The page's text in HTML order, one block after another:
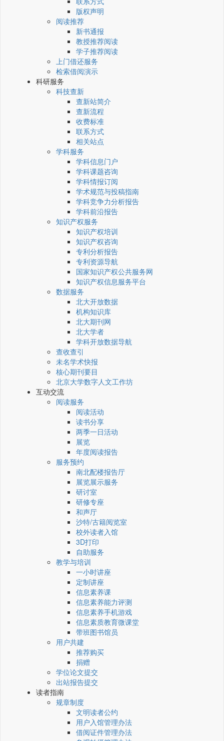
版权声明
阅读推荐
新书通报
教授推荐阅读
学子推荐阅读
上门借还服务
检索借阅演示
科研服务
科技查新
查新站简介
查新流程
收费标准
联系方式
相关站点
学科服务
学科信息门户
学科课题咨询
学科情报订阅
学术规范与投稿指南
学科竞争力分析报告
学科前沿报告
知识产权服务
知识产权培训
知识产权咨询
专利分析报告
专利资源导航
国家知识产权公共服务网
知识产权信息服务平台
数据服务
北大开放数据
机构知识库
北大期刊网
北大学者
学科开放数据导航
查收查引
未名学术快报
核心期刊要目
北京大学数字人文工作坊
互动交流
阅读服务
阅读活动
读书分享
两季一日活动
展览
年度阅读报告
服务预约
南北配楼报告厅
展览展示服务
研讨室
研修专座
和声厅
沙特/古籍阅览室
校外读者入馆
3D打印
自助服务
教学与培训
一小时讲座
定制讲座
信息素养课
信息素养能力评测
信息素养手机游戏
信息素质教育微课堂
带班图书馆员
用户共建
推荐购买
捐赠
学位论文提交
出站报告提交
读者指南
规章制度
文明读者公约
用户入馆管理办法
借阅证件管理办法